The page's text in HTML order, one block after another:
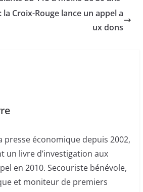
Croix-Rouge lance un appel a
ux dons
presse économique depuis 2002,
un livre d’investigation aux
en 2010. Secouriste bénévole,
et moniteur de premiers